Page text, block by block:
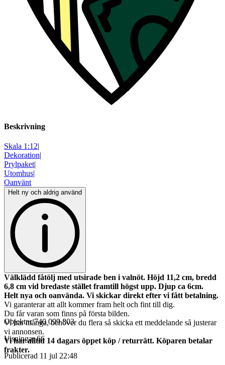
Beskrivning
Skala 1:12|
Dekoration|
Prylpaket|
Utomhus|
Oanvänt
Helt ny och aldrig använd
Välklädd fåtölj med utsirade ben i valnöt. Höjd 11,2 cm, bredd
6,8 cm vid bredaste stället framtill högst upp. Djup ca 6cm.
Helt nya och oanvända. Vi skickar direkt efter vi fått betalning.
Vi garanterar att allt kommer fram helt och fint till dig.
Du får varan som finns på första bilden.
Vi har många, behöver du flera så skicka ett meddelande så justerar
vi annonsen.
Vi har alltid 14 dagars öppet köp / returrätt. Köparen betalar
frakter.
Objektnr 740 099 803
Visningar 66
Publicerad 11 jul 22:48